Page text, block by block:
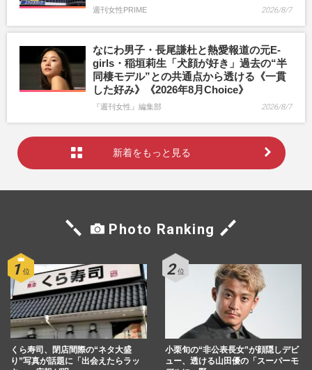
週刊女性PRIME 2026/8/7
なにわ男子・長尾謙杜と熱愛報道の元E-
girls・稲垣莉生「犬顔が好き」過去の“半
同棲モデル”との共通点から透ける《一貫
した好み》《2026年8月Choice》
『週刊女性』編集部 2026/8/7
新着をもっと見る
Photo Ranking
くら寿司、閉店間際の“ネタ大盛
り”写真が話題に「出会えたらラッ
小栗旬の“非公表長女”が顔隠しデビ
ュー、透ける山田優の「スーパーモ